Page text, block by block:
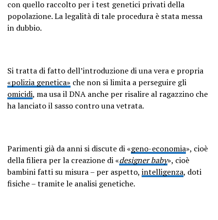
con quello raccolto per i test genetici privati della
popolazione. La legalità di tale procedura è stata messa
in dubbio.
Si tratta di fatto dell’introduzione di una vera e propria
«polizia genetica» che non si limita a perseguire gli
omicidi, ma usa il DNA anche per risalire al ragazzino che
ha lanciato il sasso contro una vetrata.
Parimenti già da anni si discute di «geno-economia», cioè
della filiera per la creazione di «designer baby», cioè
bambini fatti su misura – per aspetto, intelligenza, doti
fisiche – tramite le analisi genetiche.